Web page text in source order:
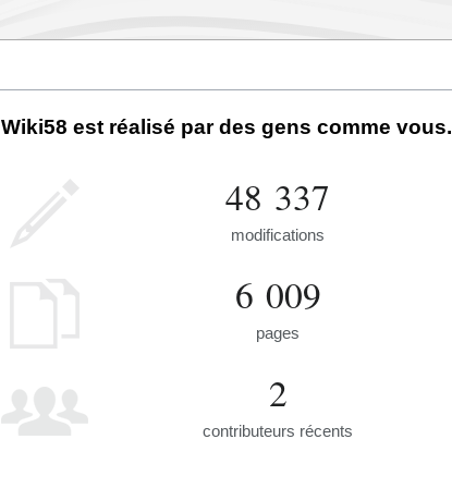
Wiki58 est réalisé par des gens comme vous.
48 337
modifications
6 009
pages
2
contributeurs récents